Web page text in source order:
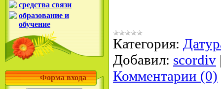
средства связи
образование и
обучение
Форма входа
Категория:
Добавил: scordiv
Комментарии (0)